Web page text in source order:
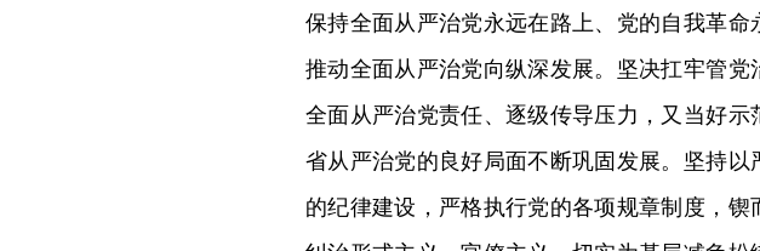
保持全面从严治党永远在路上、党的自我革
推动全面从严治党向纵深发展。坚决扛牢管
全面从严治党责任、逐级传导压力，又当好
省从严治党的良好局面不断巩固发展。坚持
的纪律建设，严格执行党的各项规章制度，